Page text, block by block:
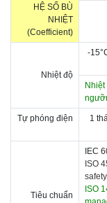
HỆ SỐ BÙ
NHIỆT
(Coefficient)
Nhiệt độ
-15
Tự phóng điện 1
Tiêu chuẩn
IEC
ISO
ISO